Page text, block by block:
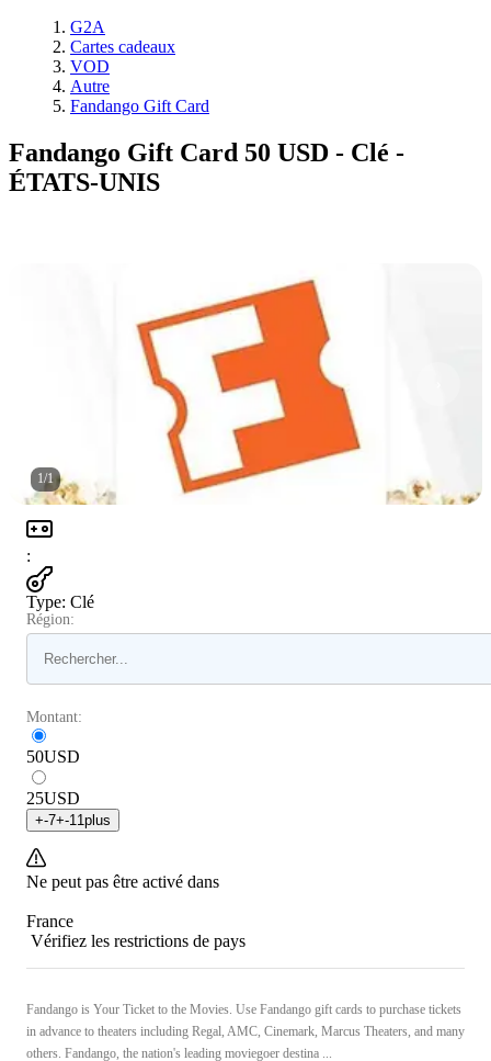
G2A
Cartes cadeaux
VOD
Autre
Fandango Gift Card
Fandango Gift Card 50 USD - Clé -
ÉTATS-UNIS
1/1
:
Type: Clé
Région:
Montant:
50USD
25USD
+-7+-11 plus
Ne peut pas être activé dans
France
Vérifiez les restrictions de pays
Fandango is Your Ticket to the Movies. Use Fandango gift cards to purchase tickets
in advance to theaters including Regal, AMC, Cinemark, Marcus Theaters, and many
others. Fandango, the nation's leading moviegoer destina ...